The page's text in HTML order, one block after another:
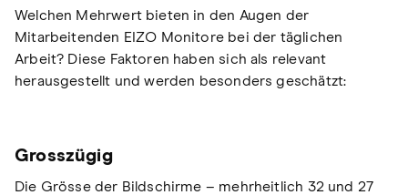
Welchen Mehrwert bieten in den Augen der
Mitarbeitenden EIZO Monitore bei der täglichen
Arbeit? Diese Faktoren haben sich als relevant
herausgestellt und werden besonders geschätzt:
Grosszügig
Die Grösse der Bildschirme – mehrheitlich 32 und 27